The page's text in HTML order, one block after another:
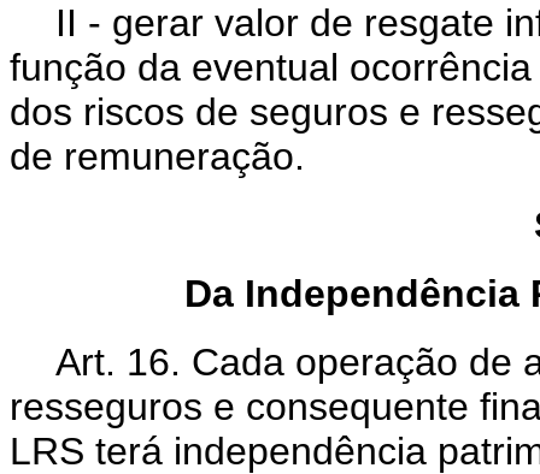
II - gerar valor de resgate
função da eventual
dos riscos de seguros e
de remuneração.
Da Independência
Art. 16. Cada operação de
resseguros e consequente
LRS terá independência